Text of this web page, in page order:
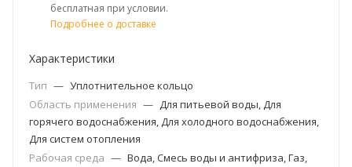
бесплатная при условии.
Подробнее о доставке
Характеристики
Тип — Уплотнительное кольцо
Область применения — Для питьевой воды, Для
горячего водоснабжения, Для холодного водоснабжения,
Для систем отопления
Рабочая среда — Вода, Смесь воды и антифриза, Газ,